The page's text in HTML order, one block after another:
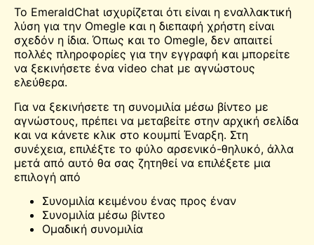
Το EmeraldChat ισχυρίζεται ότι είναι η εναλλακτική
λύση για την Omegle και η διεπαφή χρήστη είναι
σχεδόν η ίδια. Όπως και το Omegle, δεν απαιτεί
πολλές πληροφορίες για την εγγραφή και μπορείτε
να ξεκινήσετε ένα video chat με αγνώστους
ελεύθερα.
Για να ξεκινήσετε τη συνομιλία μέσω βίντεο με
αγνώστους, πρέπει να μεταβείτε στην αρχική σελίδα
και να κάνετε κλικ στο κουμπί Έναρξη. Στη
συνέχεια, επιλέξτε το φύλο αρσενικό-θηλυκό, άλλα
μετά από αυτό θα σας ζητηθεί να επιλέξετε μια
επιλογή από
Συνομιλία κειμένου ένας προς έναν
Συνομιλία μέσω βίντεο
Ομαδική συνομιλία